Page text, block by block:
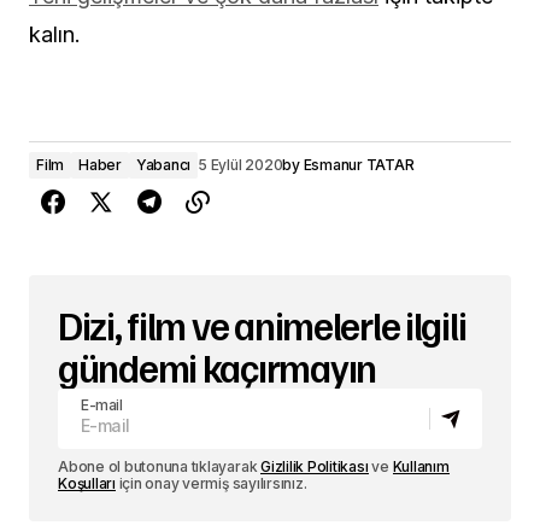
kalın.
Film Haber Yabancı 5 Eylül 2020by Esmanur TATAR
Dizi, film ve animelerle ilgili
gündemi kaçırmayın
E-mail
Abone ol butonuna tıklayarakGizlilik Politikası ve Kullanım
Koşulları için onay vermiş sayılırsınız.